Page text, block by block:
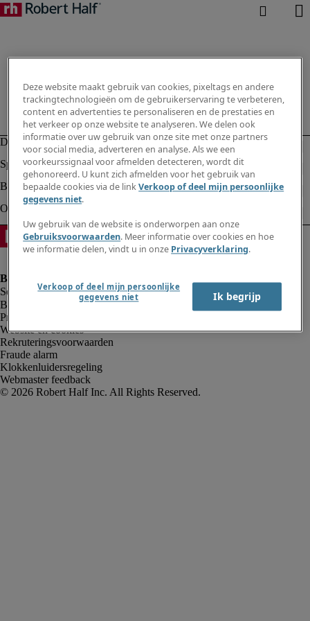
Bedrijfsinformatie
Privacyverklaring
Website en cookies
Rekruteringsvoorwaarden
Fraude alarm
Klokkenluidersregeling
Webmaster feedback
Deze website maakt gebruik van cookies, pixeltags en andere
trackingtechnologieën om de gebruikerservaring te verbeteren,
content en advertenties te personaliseren en de prestaties en
het verkeer op onze website te analyseren. We delen ook
informatie over uw gebruik van onze site met onze partners
voor social media, adverteren en analyse. Als we een
voorkeurssignaal voor afmelden detecteren, wordt dit
gehonoreerd. U kunt zich afmelden voor het gebruik van
bepaalde cookies via de linkVerkoop of deel mijn persoonlijke
gegevens niet.
Uw gebruik van de website is onderworpen aan onze
Gebruiksvoorwaarden. Meer informatie over cookies en hoe
we informatie delen, vindt u in onze Privacyverklaring.
Verkoop of deel mijn persoonlijke
gegevens niet
Ik begrijp